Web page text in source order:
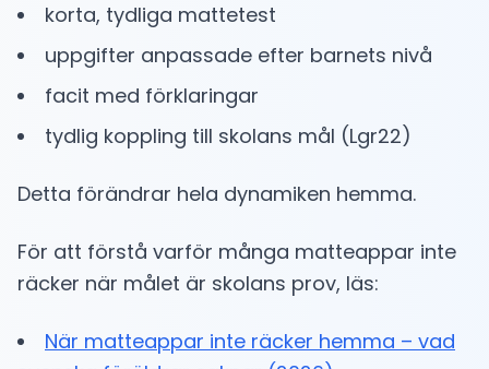
korta, tydliga mattetest
uppgifter anpassade efter barnets nivå
facit med förklaringar
tydlig koppling till skolans mål (Lgr22)
Detta förändrar hela dynamiken hemma.
För att förstå varför många matteappar inte
räcker när målet är skolans prov, läs:
När matteappar inte räcker hemma – vad